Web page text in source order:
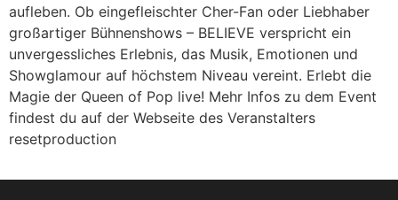
aufleben. Ob eingefleischter Cher-Fan oder Liebhaber
großartiger Bühnenshows – BELIEVE verspricht ein
unvergessliches Erlebnis, das Musik, Emotionen und
Showglamour auf höchstem Niveau vereint. Erlebt die
Magie der Queen of Pop live! Mehr Infos zu dem Event
findest du auf der Webseite des Veranstalters
resetproduction